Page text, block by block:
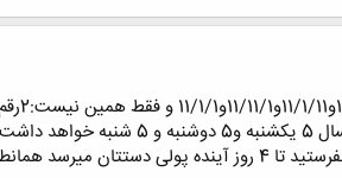
شما اگر این پیام را برای8نفر از دوستای خوبتان